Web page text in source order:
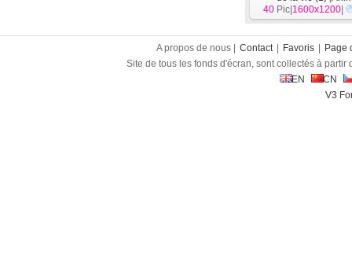
40 Pic| 1600x1200
A propos de nous | Contact Favoris
Page
Site de tous les fonds d'écran, sont collectés à
EN
CN
V3